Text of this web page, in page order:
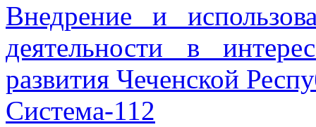
Внедрение и
деятельности в
развития Чеченской
Система-112